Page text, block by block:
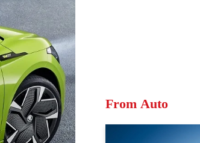
From Auto